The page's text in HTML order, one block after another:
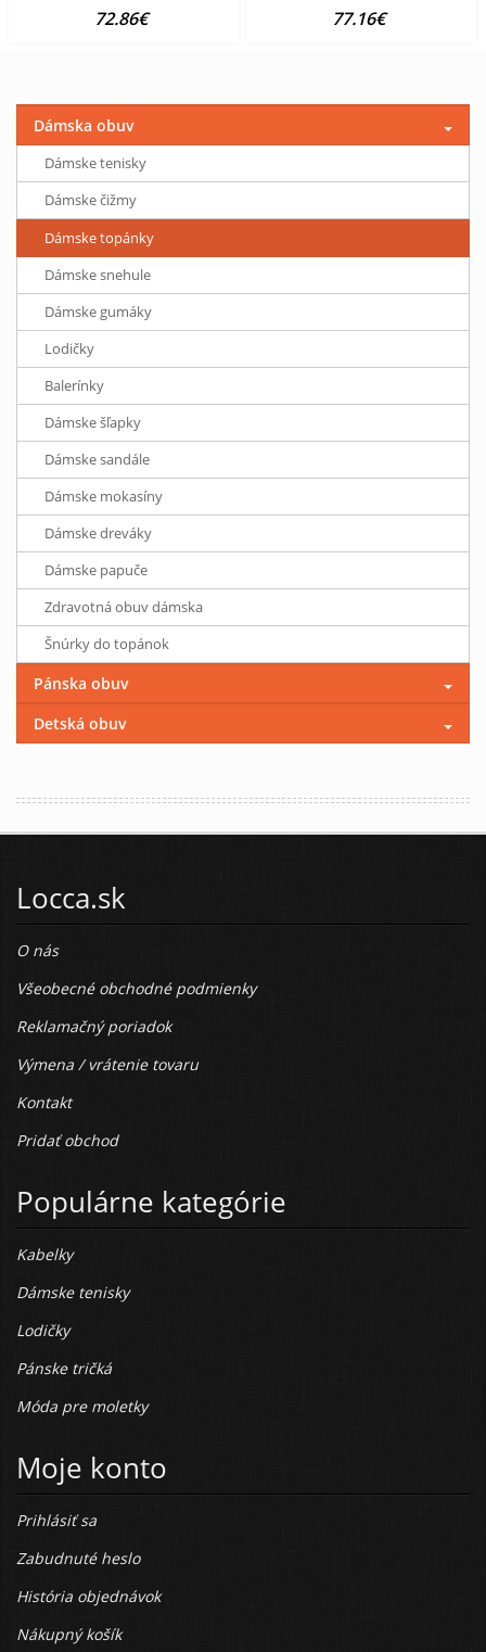
72.86€ 77.16€
Dámska obuv
Dámske tenisky
Dámske čižmy
Dámske topánky
Dámske snehule
Dámske gumáky
Lodičky
Balerínky
Dámske šľapky
Dámske sandále
Dámske mokasíny
Dámske dreváky
Dámske papuče
Zdravotná obuv dámska
Šnúrky do topánok
Pánska obuv
Detská obuv
Locca.sk
O nás
Všeobecné obchodné podmienky
Reklamačný poriadok
Výmena / vrátenie tovaru
Kontakt
Pridať obchod
Populárne kategórie
Kabelky
Dámske tenisky
Lodičky
Pánske tričká
Móda pre moletky
Moje konto
Prihlásiť sa
Zabudnuté heslo
História objednávok
Nákupný košík